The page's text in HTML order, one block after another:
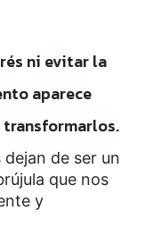
ni evitar la
aparece
transformarlos.
de ser un
que nos
y